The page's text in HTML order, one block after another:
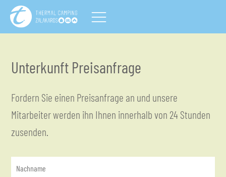
Unterkunft Preisanfrage
Fordern Sie einen Preisanfrage an und unsere
Mitarbeiter werden ihn Ihnen innerhalb von 24 Stunden
zusenden.